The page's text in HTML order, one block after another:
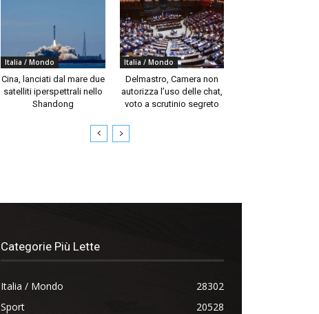
Italia / Mondo
Cina, lanciati dal mare due
satelliti iperspettrali nello
Shandong
Italia / Mondo
Delmastro, Camera non
autorizza l’uso delle chat,
voto a scrutinio segreto
Categorie Più Lette
Italia / Mondo
28302
Sport
20528